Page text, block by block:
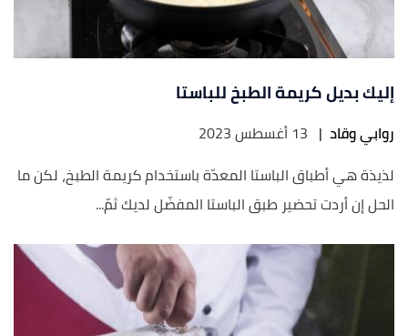
إليك بديل كريمة الطبخ للباستا
روابي وقاد | 13 أغسطس 2023
لذيذة هي أطباق الباستا المعدّة باستخدام كريمة الطبخ، لكن ما
الحل إن أردت تحضير طبق الباستا المفضّل لديك ثمّ...